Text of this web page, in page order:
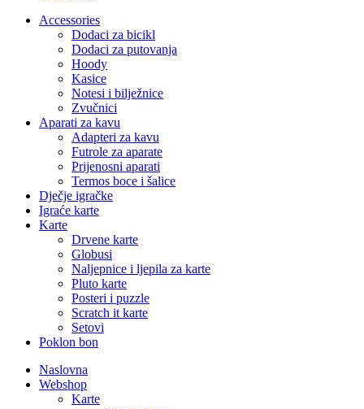
Accessories
Dodaci za bicikl
Dodaci za putovanja
Hoody
Kasice
Notesi i bilježnice
Zvučnici
Aparati za kavu
Adapteri za kavu
Futrole za aparate
Prijenosni aparati
Termos boce i šalice
Dječje igračke
Igraće karte
Karte
Drvene karte
Globusi
Naljepnice i ljepila za karte
Pluto karte
Posteri i puzzle
Scratch it karte
Setovi
Poklon bon
Naslovna
Webshop
Karte